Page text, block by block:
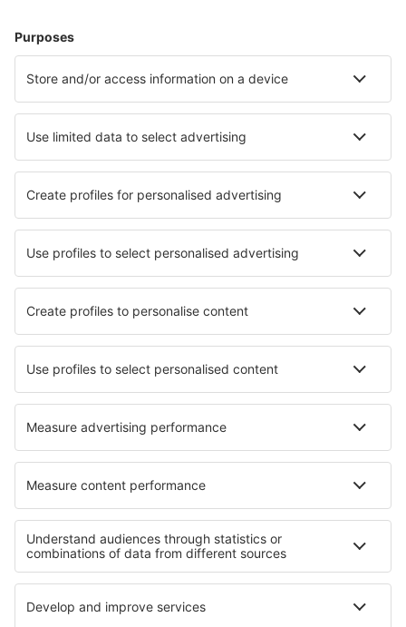
Hotels in Birmingham Hotels in Whitby
Hotels in Stirling Hotels in Padstow
Hotels in Ashbourne
Die besten Hotels - Städte
Hotels in Walkertshofen Hotels in Toya Bungkah
Hotels Puebla Del Caraminal Hotels in Alexandria
Hotels in Amqui Hotels in Garching an der Alz
Hotels in Quevedo Hotels in Aristi
Die besten Hotels - Regionen
Hotels in Great Yarmouth Hotels auf Guernsey
Hotels in Anglesey Hotels in Scotland
Hotels in Nordirland Hotels in Farnebofjarden National Park
Hotels in Belgien Hotels in Nationalpark Kampinos